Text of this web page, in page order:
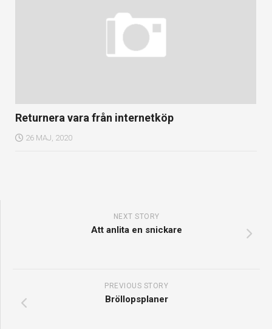
Returnera vara från internetköp
26 MAJ, 2020
NEXT STORY
Att anlita en snickare
PREVIOUS STORY
Bröllopsplaner